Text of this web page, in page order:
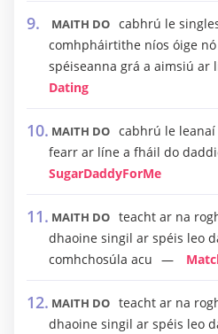
MAITH DO cabhrú le
comhpháirtithe níos óige
spéiseanna grá a aimsiú ar
Dating
MAITH DO cabhrú le
fearr ar líne a fháil do
SugarDaddyForMe
MAITH DO teacht ar na
dhaoine singil ar spéis leo
comhchosúla acu
MAITH DO teacht ar na
dhaoine singil ar spéis leo